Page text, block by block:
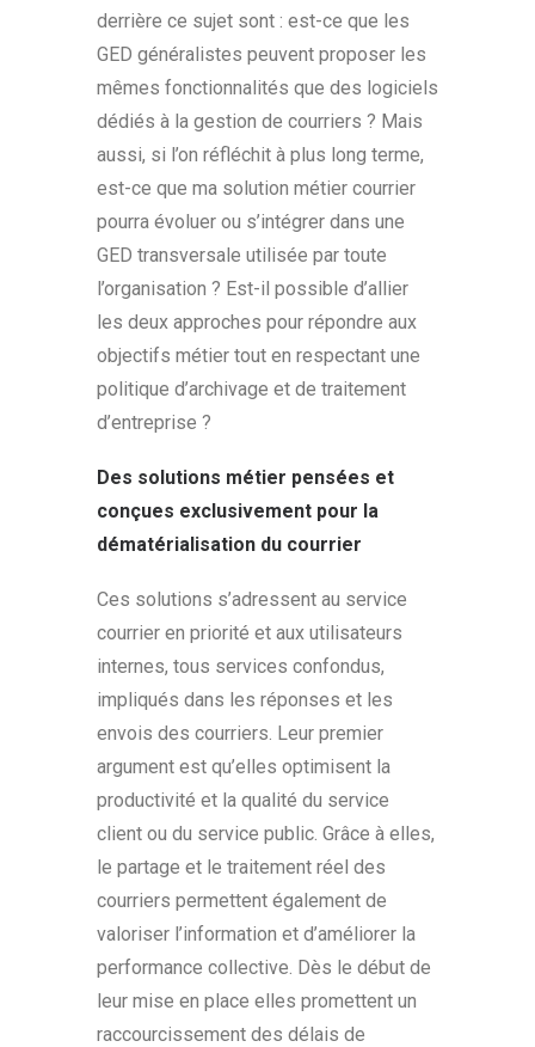
derrière ce sujet sont : est-ce que les
GED généralistes peuvent proposer les
mêmes fonctionnalités que des logiciels
dédiés à la gestion de courriers ? Mais
aussi, si l’on réfléchit à plus long terme,
est-ce que ma solution métier courrier
pourra évoluer ou s’intégrer dans une
GED transversale utilisée par toute
l’organisation ? Est-il possible d’allier
les deux approches pour répondre aux
objectifs métier tout en respectant une
politique d’archivage et de traitement
d’entreprise ?
Des solutions métier pensées et
conçues exclusivement pour la
dématérialisation du courrier
Ces solutions s’adressent au service
courrier en priorité et aux utilisateurs
internes, tous services confondus,
impliqués dans les réponses et les
envois des courriers. Leur premier
argument est qu’elles optimisent la
productivité et la qualité du service
client ou du service public. Grâce à elles,
le partage et le traitement réel des
courriers permettent également de
valoriser l’information et d’améliorer la
performance collective. Dès le début de
leur mise en place elles promettent un
raccourcissement des délais de